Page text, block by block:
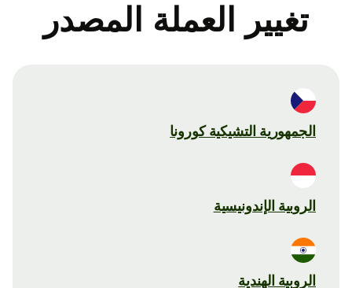
تغيير العملة المصدر
الجمهورية التشيكية كورونا
الروبية الإندونيسية
الروبية الهندية